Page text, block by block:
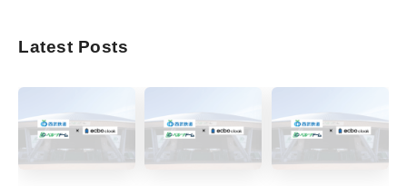
Latest Posts